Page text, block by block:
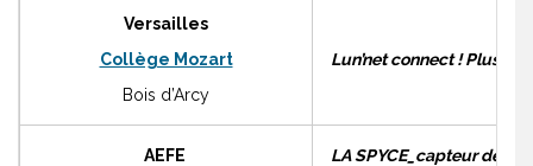
Versailles
Collège Mozart
Bois d’Arcy
Lun’net connect ! Plus
AEFE
LA SPYCE_capteur de